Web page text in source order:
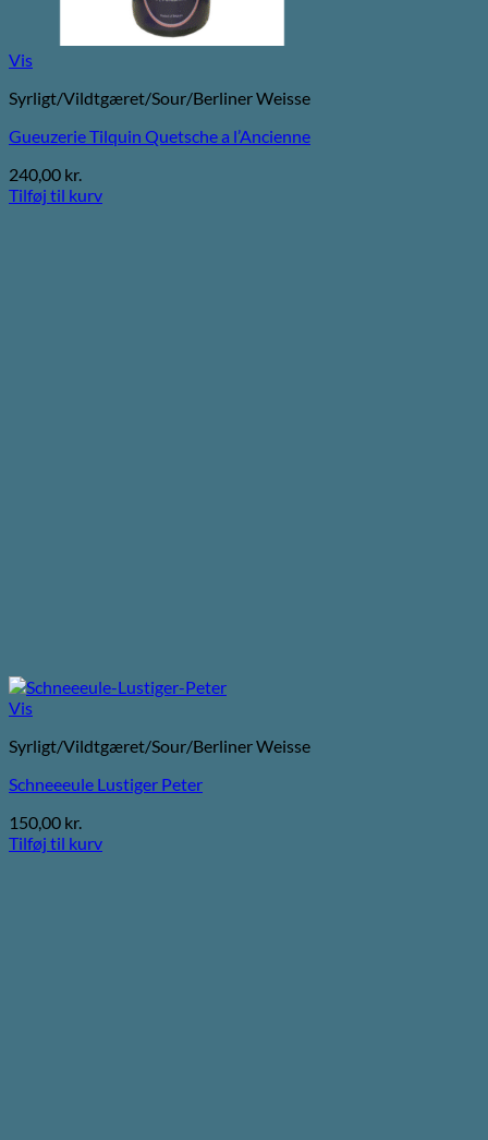
Vis
Syrligt/Vildtgæret/Sour/Berliner Weisse
Gueuzerie Tilquin Quetsche a l’Ancienne
240,00 kr.
Tilføj til kurv
Vis
Syrligt/Vildtgæret/Sour/Berliner Weisse
Schneeeule Lustiger Peter
150,00 kr.
Tilføj til kurv